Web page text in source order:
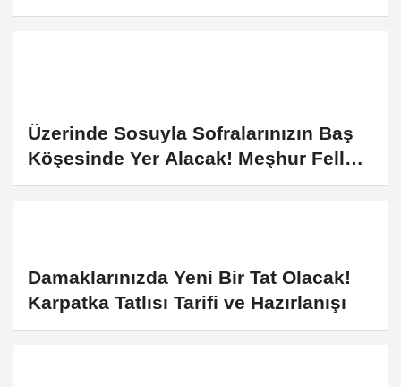
ve Yapılışı
Üzerinde Sosuyla Sofralarınızın Baş
Köşesinde Yer Alacak! Meşhur Fellah
Köftesi Tarifi ve Püf Noktası
Damaklarınızda Yeni Bir Tat Olacak!
Karpatka Tatlısı Tarifi ve Hazırlanışı